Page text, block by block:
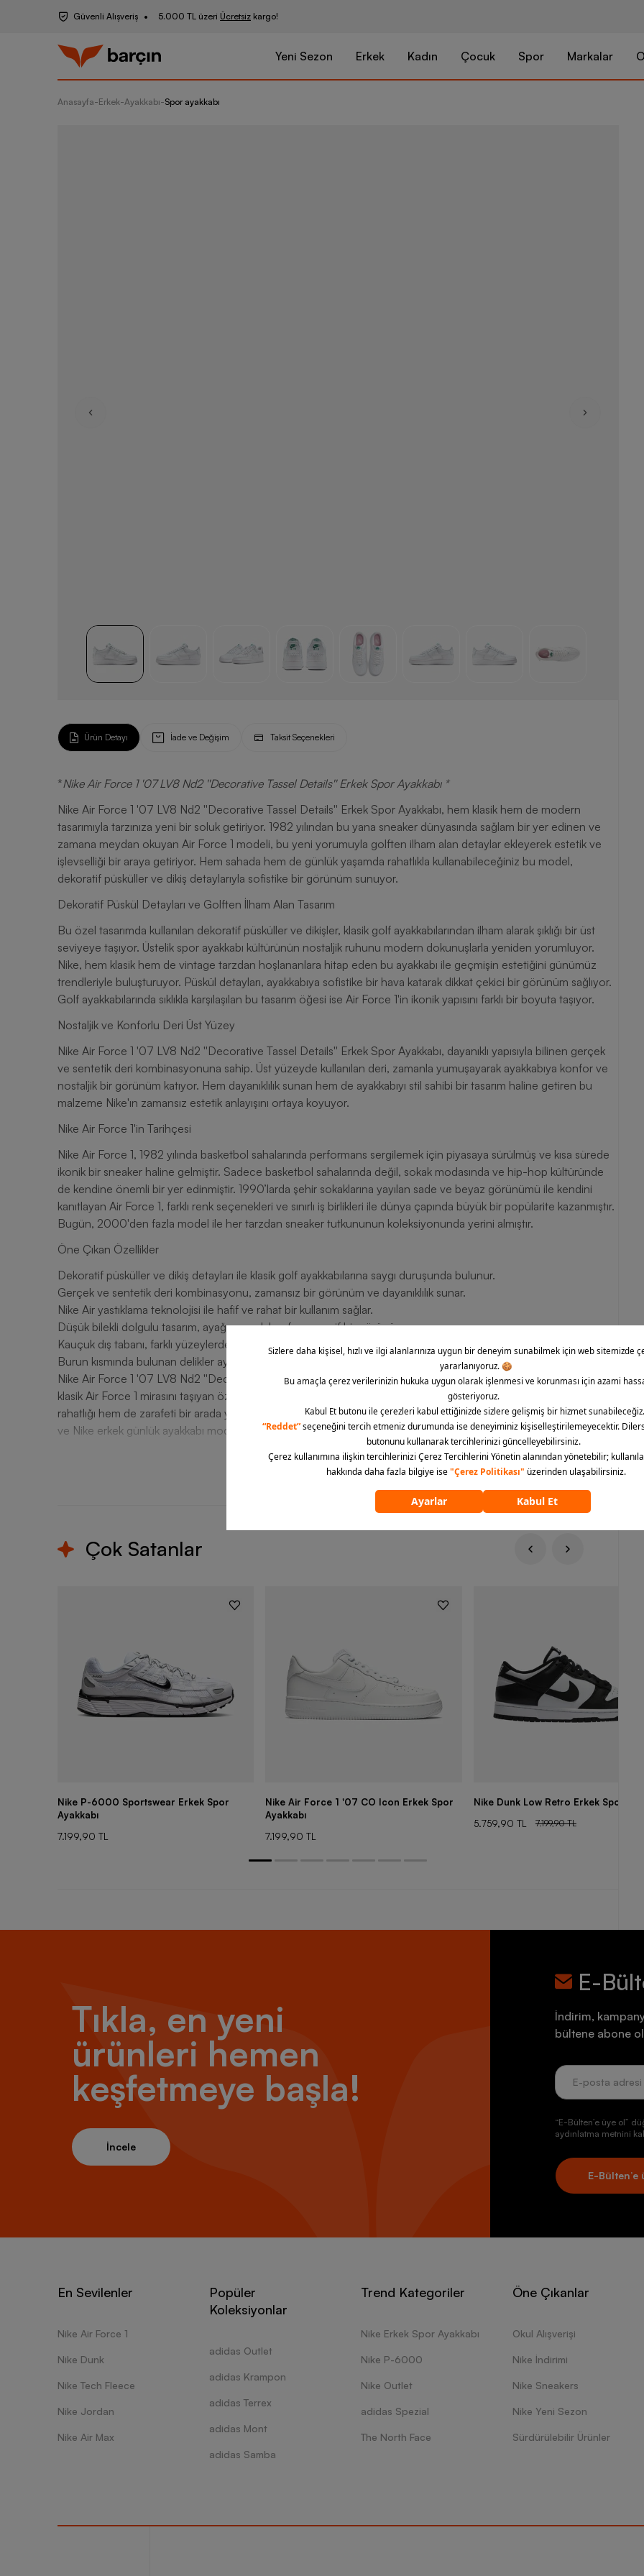
Güvenli Alışveriş 5.000 TL üzeri Ücretsiz kargo!
Yeni Sezon Erkek Kadın Çocuk Spor Markalar
Anasayfa-Erkek-Ayakkabı-Spor ayakkabı
Nike Air
Ürün Detayı İade ve Değişim Taksit Seçenekleri
*Nike Air Force 1 '07 LV8 Nd2 ''Decorative Tassel Details'' Erkek Spor Ayakkabı *
Nike Air Force 1 '07 LV8 Nd2 ''Decorative Tassel Details'' Erkek Spor Ayakkabı, hem klasik hem de modern
tasarımıyla tarzınıza yeni bir soluk getiriyor. 1982 yılından bu yana sneaker dünyasında sağlam bir yer edinen ve
zamana meydan okuyan Air Force 1 modeli, bu yeni yorumuyla golften ilham alan detaylar ekleyerek estetik ve
işlevselliği bir araya getiriyor. Hem sahada hem de günlük yaşamda rahatlıkla kullanabileceğiniz bu model,
dekoratif püsküller ve dikiş detaylarıyla sofistike bir görünüm sunuyor.
Dekoratif Püskül Detayları ve Golften İlham Alan Tasarım
Bu özel tasarımda kullanılan dekoratif püsküller ve dikişler, klasik golf ayakkabılarından ilham alarak şıklığı bir üst
seviyeye taşıyor. Üstelik spor ayakkabı kültürünün nostaljik ruhunu modern dokunuşlarla yeniden yorumluyor.
Nike, hem klasik hem de vintage tarzdan hoşlananlara hitap eden bu ayakkabı ile geçmişin estetiğini günümüz
trendleriyle buluşturuyor. Püskül detayları, ayakkabıya sofistike bir hava katarak dikkat çekici bir görünüm sağlıyor.
Golf ayakkabılarında sıklıkla karşılaşılan bu tasarım öğesi ise Air Force 1'in ikonik yapısını farklı bir boyuta taşıyor.
Nostaljik ve Konforlu Deri Üst Yüzey
Nike Air Force 1 '07 LV8 Nd2 ''Decorative Tassel Details'' Erkek Spor Ayakkabı, dayanıklı yapısıyla bilinen gerçek
ve sentetik deri kombinasyonuna sahip. Üst yüzeyde kullanılan deri, zamanla yumuşayarak ayakkabıya konfor ve
nostaljik bir görünüm katıyor. Hem dayanıklılık sunan hem de ayakkabıyı stil sahibi bir tasarım haline getiren bu
malzeme Nike'ın zamansız estetik anlayışını ortaya koyuyor.
Nike Air Force 1'in Tarihçesi
Nike Air Force 1, 1982 yılında basketbol sahalarında performans sergilemek için piyasaya sürülmüş ve kısa sürede
ikonik bir sneaker haline gelmiştir. Sadece basketbol sahalarında değil, sokak modasında ve hip-hop kültüründe
de kendine önemli bir yer edinmiştir. 1990’larda şehir sokaklarına yayılan sade ve beyaz görünümü ile kendini
kanıtlayan Air Force 1, farklı renk seçenekleri ve sınırlı iş birlikleri ile dünya çapında büyük bir popülarite kazanmıştır.
Bugün, 2000'den fazla model ile her tarzdan sneaker tutkununun koleksiyonunda yerini almıştır.
Öne Çıkan Özellikler
Dekoratif püsküller ve dikiş detayları ile klasik golf ayakkabılarına saygı duruşunda bulunur.
Gerçek ve sentetik deri kombinasyonu, zamansız bir görünüm ve dayanıklılık sunar.
Nike Air yastıklama teknolojisi ile hafif ve rahat bir kullanım sağlar.
Düşük bilekli dolgulu tasarım, ayağı sararak konfor ve zarif bir görünüm sunar.
Kauçuk dış tabanı, farklı yüzeylerde güvenli tutuş sağlar ve dayanıklıdır.
Burun kısmında bulunan delikler ayakların hava almasını sağlayarak gün boyu rahatlık sunar.
Nike Air Force 1 '07 LV8 Nd2 ''Decorative Tassel Details'' Erkek Spor Ayakkabı, günlük kullanım için ideal olan ve
klasik Air Force 1 mirasını taşıyan özel bir modeldir. Siz de bu şık ve işlevsel sneaker modeline sahip olarak hem
rahatlığı hem de zarafeti bir arada yaşayabilirsiniz. Tarzınıza yeni bir hava katmak ve ikonik bir görünüme kavuşmak
ve Nike erkek günlük ayakkabı modelleri için Barcin.com üzerinden siparişinizi hemen verin.
Tümünü göster
Çok Satanlar
Nike P-6000 Sportswear Erkek Spor
Ayakkabı
7.199,90 TL
Nike Air Force 1 '07 CO Icon Erkek Spor
Ayakkabı
7.199,90 TL
Nike Dunk Low Retro Erkek Spor
5.759,90 TL
7.199,90 TL
Tıkla, en yeni
ürünleri hemen
keşfetmeye başla!
İncele
E-
İndirim,
bültene abone
“E-Bülten’e üye ol”
aydınlatma metnini
E-Bülten’e
En Sevilenler
Nike Air Force 1
Nike Dunk
Nike Tech Fleece
Nike Jordan
Nike Air Max
Popüler
Koleksiyonlar
adidas Outlet
adidas Krampon
adidas Terrex
adidas Mont
adidas Samba
Trend Kategoriler
Nike Erkek Spor Ayakkabı
Nike P-6000
Nike Outlet
adidas Spezial
The North Face
Öne Çıkanlar
Okul Alışverişi
Nike İndirimi
Nike Sneakers
Nike Yeni Sezon
Sürdürülebilir Ürünler